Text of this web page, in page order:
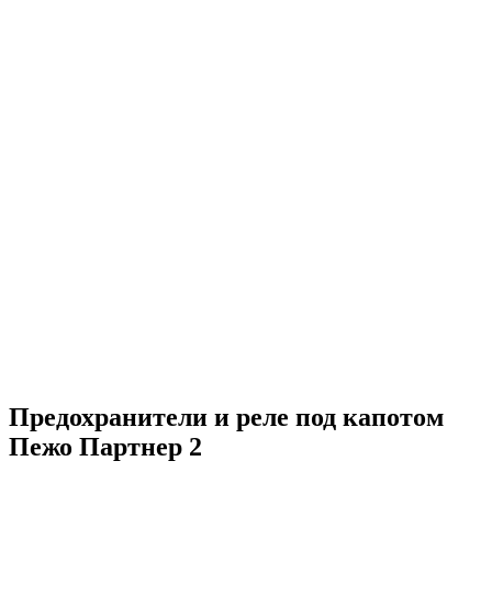
Предохранители и реле под капотом
Пежо Партнер 2